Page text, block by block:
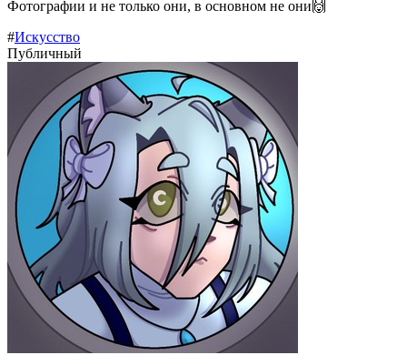
Фотографии и не только они, в основном не они🙌
#Искусство
Публичный